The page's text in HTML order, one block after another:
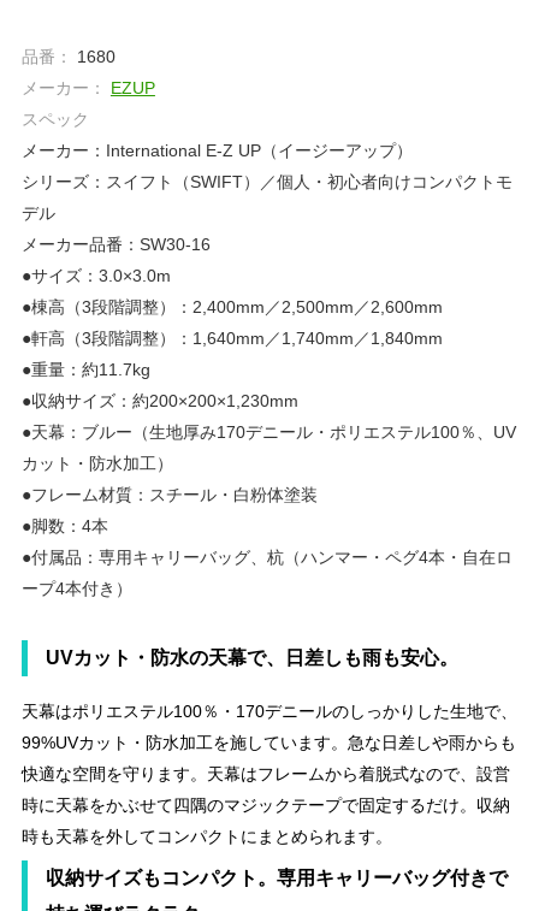
品番：
1680
メーカー：
EZUP
スペック
メーカー：International E-Z UP（イージーアップ）
シリーズ：スイフト（SWIFT）／個人・初心者向けコンパクトモ
デル
メーカー品番：SW30-16
●サイズ：3.0×3.0m
●棟高（3段階調整）：2,400mm／2,500mm／2,600mm
●軒高（3段階調整）：1,640mm／1,740mm／1,840mm
●重量：約11.7kg
●収納サイズ：約200×200×1,230mm
●天幕：ブルー（生地厚み170デニール・ポリエステル100％、UV
カット・防水加工）
●フレーム材質：スチール・白粉体塗装
●脚数：4本
●付属品：専用キャリーバッグ、杭（ハンマー・ペグ4本・自在ロ
ープ4本付き）
UVカット・防水の天幕で、日差しも雨も安心。
天幕はポリエステル100％・170デニールのしっかりした生地で、
99%UVカット・防水加工を施しています。急な日差しや雨からも
快適な空間を守ります。天幕はフレームから着脱式なので、設営
時に天幕をかぶせて四隅のマジックテープで固定するだけ。収納
時も天幕を外してコンパクトにまとめられます。
収納サイズもコンパクト。専用キャリーバッグ付きで